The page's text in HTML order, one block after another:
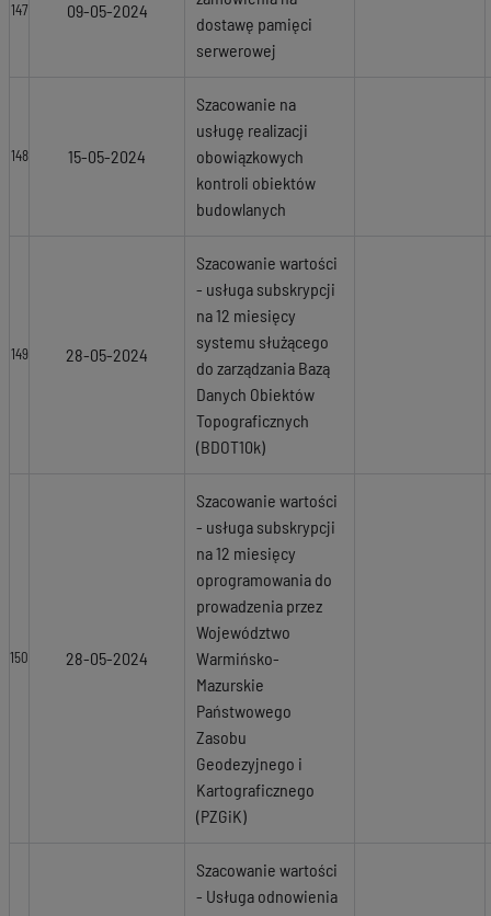
147 09-05-2024
dostawę pamięci
serwerowej
148 15-05-2024
Szacowanie na
usługę realizacji
obowiązkowych
kontroli obiektów
budowlanych
149 28-05-2024
Szacowanie wartości
- usługa subskrypcji
na 12 miesięcy
systemu służącego
do zarządzania Bazą
Danych Obiektów
Topograficznych
(BDOT10k)
150 28-05-2024
Szacowanie wartości
- usługa subskrypcji
na 12 miesięcy
oprogramowania do
prowadzenia przez
Województwo
Warmińsko-
Mazurskie
Państwowego
Zasobu
Geodezyjnego i
Kartograficznego
(PZGiK)
Szacowanie wartości
- Usługa odnowienia